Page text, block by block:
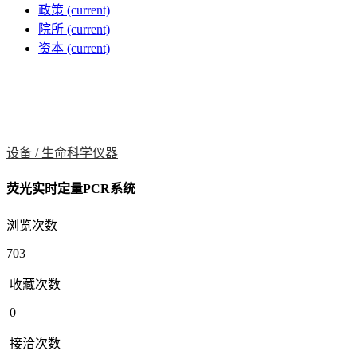
政策 (current)
院所 (current)
资本 (current)
设备 / 生命科学仪器
荧光实时定量PCR系统
浏览次数
703
收藏次数
0
接洽次数